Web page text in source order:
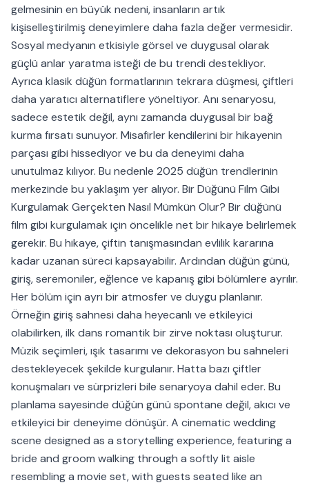
gelmesinin en büyük nedeni, insanların artık
kişiselleştirilmiş deneyimlere daha fazla değer vermesidir.
Sosyal medyanın etkisiyle görsel ve duygusal olarak
güçlü anlar yaratma isteği de bu trendi destekliyor.
Ayrıca klasik düğün formatlarının tekrara düşmesi, çiftleri
daha yaratıcı alternatiflere yöneltiyor. Anı senaryosu,
sadece estetik değil, aynı zamanda duygusal bir bağ
kurma fırsatı sunuyor. Misafirler kendilerini bir hikayenin
parçası gibi hissediyor ve bu da deneyimi daha
unutulmaz kılıyor. Bu nedenle 2025 düğün trendlerinin
merkezinde bu yaklaşım yer alıyor. Bir Düğünü Film Gibi
Kurgulamak Gerçekten Nasıl Mümkün Olur? Bir düğünü
film gibi kurgulamak için öncelikle net bir hikaye belirlemek
gerekir. Bu hikaye, çiftin tanışmasından evlilik kararına
kadar uzanan süreci kapsayabilir. Ardından düğün günü,
giriş, seremoniler, eğlence ve kapanış gibi bölümlere ayrılır.
Her bölüm için ayrı bir atmosfer ve duygu planlanır.
Örneğin giriş sahnesi daha heyecanlı ve etkileyici
olabilirken, ilk dans romantik bir zirve noktası oluşturur.
Müzik seçimleri, ışık tasarımı ve dekorasyon bu sahneleri
destekleyecek şekilde kurgulanır. Hatta bazı çiftler
konuşmaları ve sürprizleri bile senaryoya dahil eder. Bu
planlama sayesinde düğün günü spontane değil, akıcı ve
etkileyici bir deneyime dönüşür. A cinematic wedding
scene designed as a storytelling experience, featuring a
bride and groom walking through a softly lit aisle
resembling a movie set, with guests seated like an